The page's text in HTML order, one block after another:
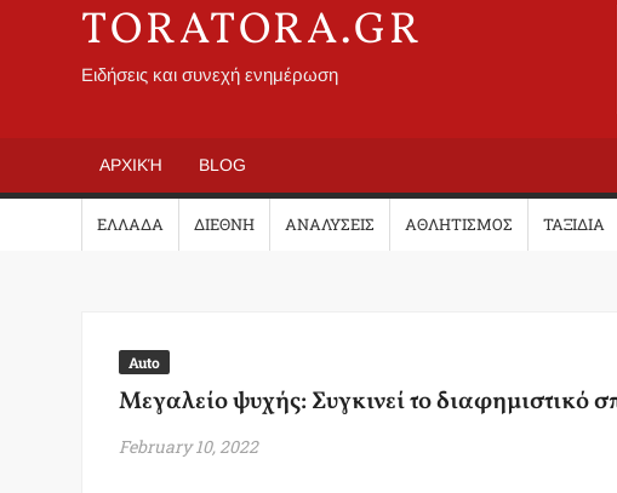
TORATORA.GR
Ειδήσεις και συνεχή ενημέρωση
ΑΡΧΙΚΉ BLOG
ΕΛΛΑΔΑ ΔΙΕΘΝΗ ΑΝΑΛΥΣΕΙΣ ΑΘΛΗΤΙΣΜΟΣ ΤΑΞΙΔΙΑ
Auto
Μεγαλείο ψυχής: Συγκινεί το διαφημιστικό
February 10, 2022